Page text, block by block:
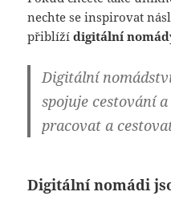
nechte se inspirovat
přiblížídigitální
Digitální
spojuje cestování
pracovat a
Digitální nomádi